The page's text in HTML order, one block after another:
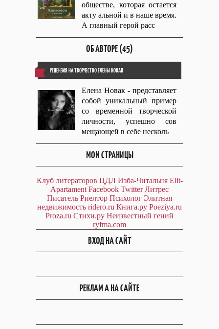
обществе, которая остается
акту альной и в наше время.
А главный герой расс
ОБ АВТОРЕ (45)
РЕЦЕНЗИЯ НА ТВОРЧЕСТВО ЕЛЕНЫ НОВАК
Елена Новак - представляет
собой уникальный пример
со временной творческой
личности, успешно сов
мещающей в себе несколь
МОИ СТРАНИЦЫ
Клуб литераторов ЦДЛ Изба-Читальня Elit-
Apartament Facebook Twitter Литрес
Писатель Риелтор Психолог Элитная
недвижимость ridero.ru Книга.ру Poeziya.ru
Proza.ru Стихи.ру Неизвестный гений
ryfma.com
ВХОД НА САЙТ
РЕКЛАМ А НА САЙТЕ